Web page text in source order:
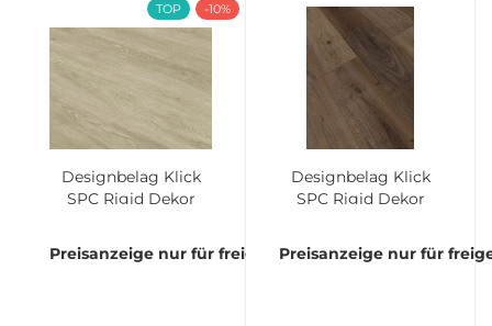
TOP -10%
Designbelag Klick
SPC Rigid Dekor
Bund à 2,24 qm
Preisanzeige nur für freigeschaltete Kunden
Designbelag Klick
SPC Rigid Dekor
Bund à 2,24 qm
Preisanzeige nur für